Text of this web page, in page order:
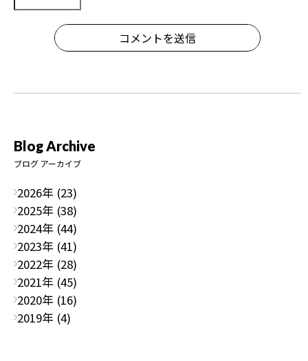
コメントを送信
Blog Archive
ブログ アーカイブ
2026年 (23)
2025年 (38)
2024年 (44)
2023年 (41)
2022年 (28)
2021年 (45)
2020年 (16)
2019年 (4)